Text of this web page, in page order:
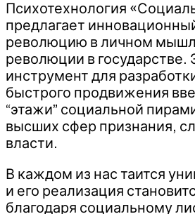
Психотехнология
предлагает
революцию в личном
революции в
инструмент для
быстрого продвижения
“этажи” социальной
высших сфер признания,
власти.
В каждом из нас таится
и его реализация
благодаря социальному